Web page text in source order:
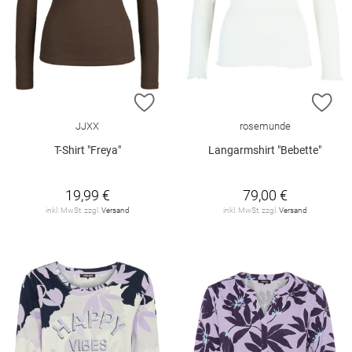
ZUR WUNSCHLISTE HINZUFÜGEN
JJXX
T-Shirt "Freya"
19,99 €
inkl. MwSt. zzgl.Versand
rosemunde
Langarmshirt "Bebette"
79,00 €
inkl. MwSt. zzgl.Versand